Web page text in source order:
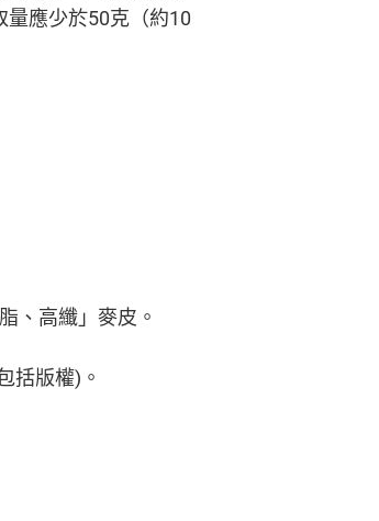
應少於50克（約10
、高纖」麥皮。
括版權) 。